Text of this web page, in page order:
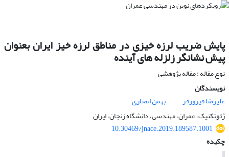
پایش ضریب لرزه خیزی در مناطق لرزه خیز ایران بعنوان
پیش نشانگر زلزله های آینده
نوع مقاله : مقاله پژوهشی
نویسندگان
علیرضا فیروزفر
بهمن انصاری
ژئوتکنیک، عمران، مهندسی، دانشگاه زنجان، ایران
10.30469/jnace.2019.189587.1001
چکیده